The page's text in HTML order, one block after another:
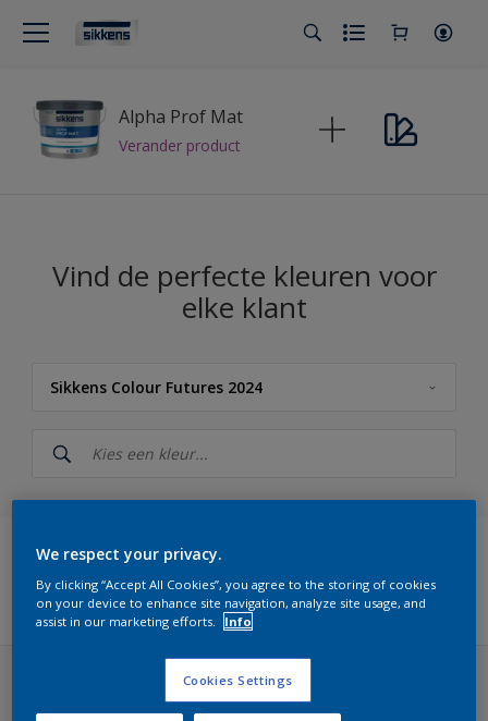
Alpha Prof Mat
Verander product
Vind de perfecte kleuren voor
elke klant
Sikkens Colour Futures 2024
Sikkens
Sikkens Modern Klassieke Kleuren
Sikkens 5051
Sikkens Alpha 501 Exterior
Sikkens ACC naar RAL
Filters
Sikkens Colour Futures 2024 (31 kleuren)
We respect your privacy.
By clicking “Accept All Cookies”, you agree to the storing of cookies
on your device to enhance site navigation, analyze site usage, and
assist in our marketing efforts.
Info
Cookies Settings